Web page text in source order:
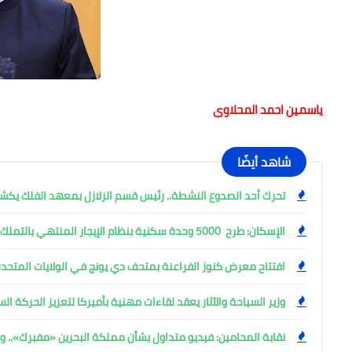
ياسمين احمد المحلاوى
شاهد أيضًا
تحرك أحد الصدوع النشطة.. رئيس قسم الزلازل بمعهد الفلك
الإسكان: طرح 5000 وحدة سكنية بنظام الإيجار المنتهي بالتملك
افتتاح معرض كنوز الفراعنة بمتحف دي يونج في الولايات
وزير السياحة والآثار يعقد لقاءات مهنية بأميركا لتعزيز الحركة
نقابة المحامين: فيديو متداول بشأن مملكة البحرين «مفبرك»..